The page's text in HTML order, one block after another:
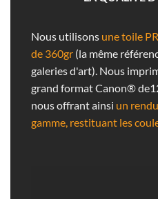
Nous utilisons une toile
de 360gr (la même
galeries d'art). Nous
grand format Canon®
nous offrant ainsi un
gamme, restituant les